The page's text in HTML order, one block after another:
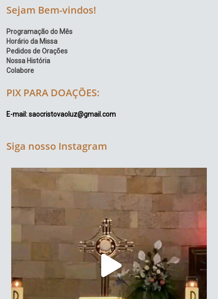
Sejam Bem-vindos!
Programação do Mês
Horário da Missa
Pedidos de Orações
Nossa História
Colabore
PIX PARA DOAÇÕES:
E-mail: saocristovaoluz@gmail.com
Siga nosso Instagram